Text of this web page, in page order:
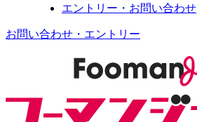
エントリー・お問い合わせ
お問い合わせ ・ エントリー